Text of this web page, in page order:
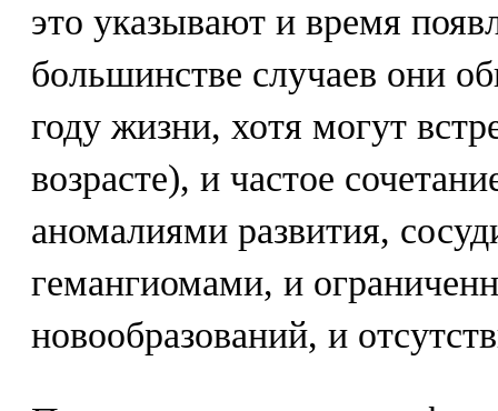
это указывают и время
большинстве случаев они
году жизни, хотя могут
возрасте), и частое
аномалиями развития,
гемангиомами, и
новообразований, и